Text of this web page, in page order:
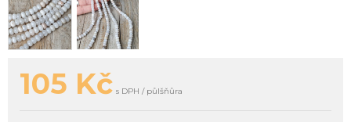
105 Kč s DPH / půlšňůra